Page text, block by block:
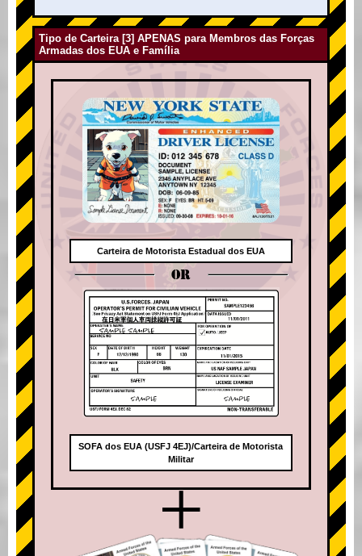
Tipo de Carteira [3] APENAS para Membros das Forças
Armadas dos EUA e Família
Carteira de Motorista Estadual dos EUA
OR
SOFA dos EUA (USFJ 4EJ)/Carteira de Motorista
Militar
+